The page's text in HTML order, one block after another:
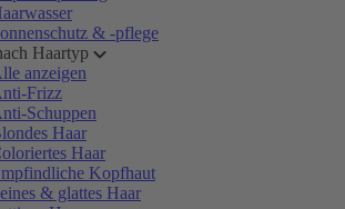
& -pflege
Haartyp
anzeigen
Frizz
Schuppen
Haar
Haar
Kopfhaut
& glattes Haar